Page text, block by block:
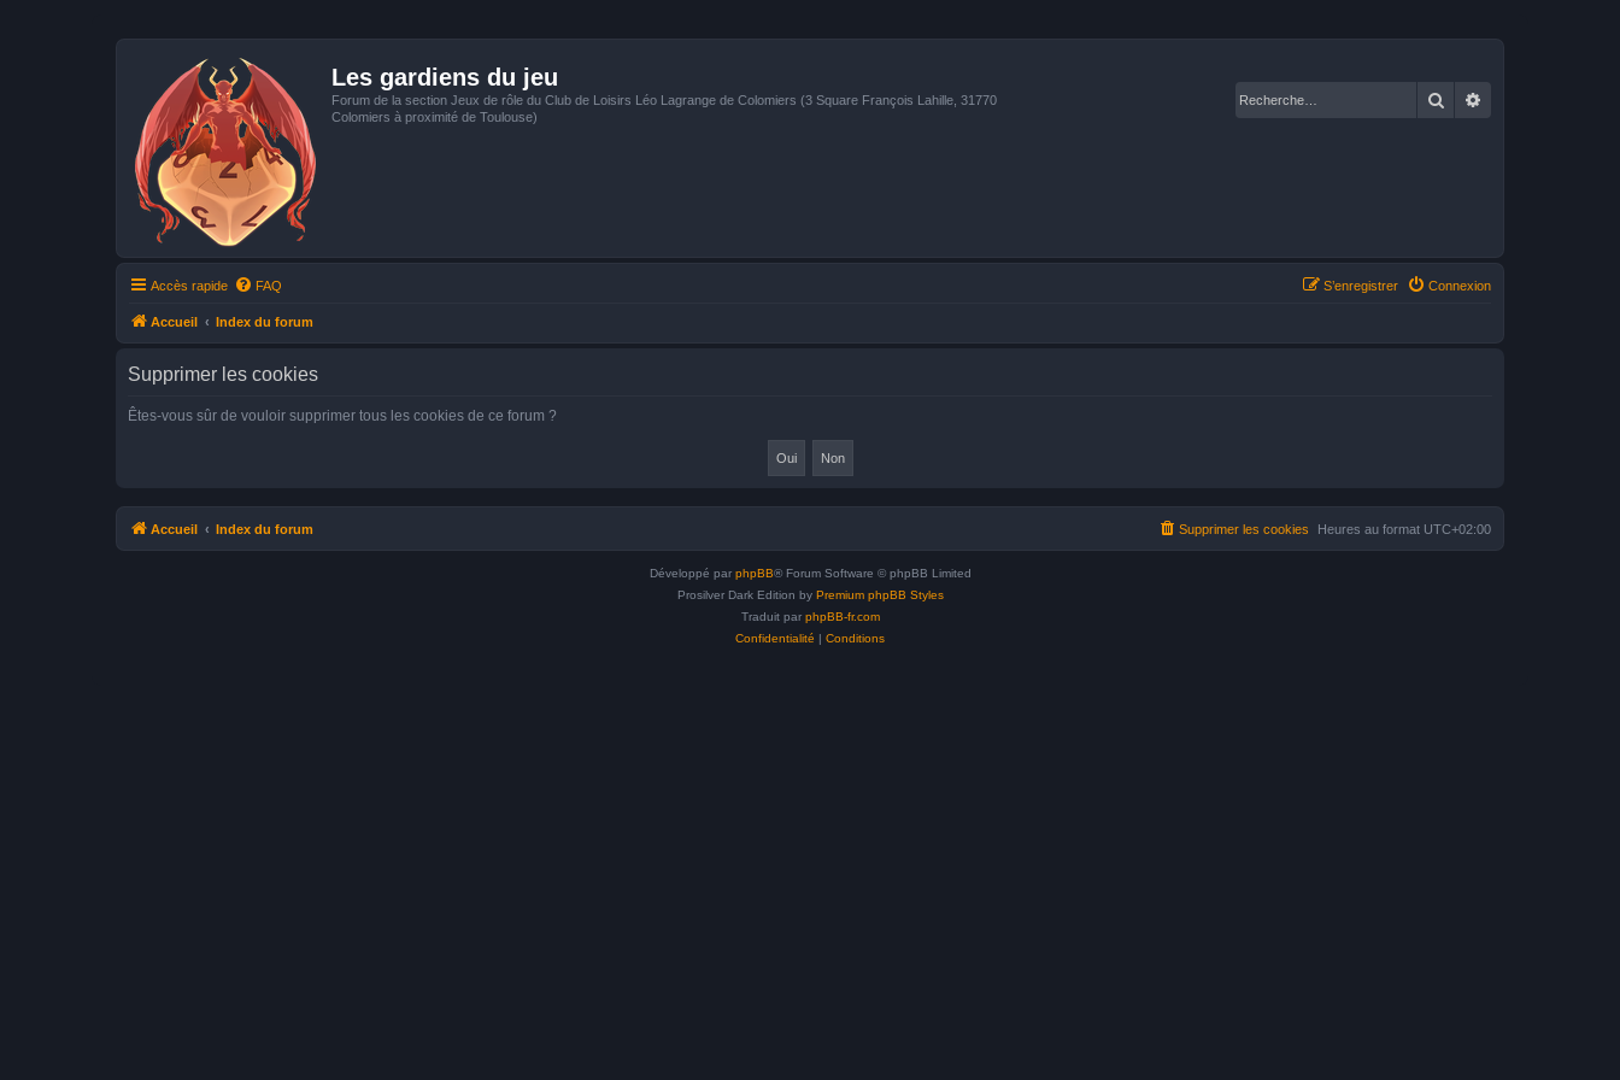
Les gardiens du jeu
Forum de la section Jeux de rôle du Club de Loisirs Léo Lagrange de Colomiers (3 Square François Lahille, 31770
Colomiers à proximité de Toulouse)
Rechercher
Accès rapide FAQ Connexion
S’enregistrer
Accueil Index du forum
Supprimer les cookies
Êtes-vous sûr de vouloir supprimer tous les cookies de ce forum ?
Accueil Index du forum Heures au format UTC+02:00
Supprimer les cookies
Développé par phpBB® Forum Software © phpBB Limited
Prosilver Dark Edition by Premium phpBB Styles
Traduit par phpBB-fr.com
Confidentialité | Conditions